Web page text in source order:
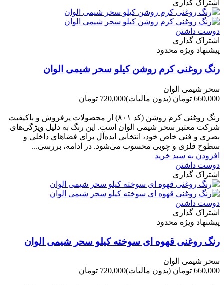
اشتراک گذاری
دوست داشتن
اشتراک گذاری
پیشنهاد ویژه محدود
رنگ روغنی کرم روشن کیلو سحر شیمی الوان
سحر شیمی الوان
660,000 تومان
(بدون مالیات)720,000 تومان
رنگ روغنی کرم روشن (کد ۸۰۱) از محصولات پرفروش و باکیفیت
شرکت‌ معتبر سحر شیمی الوان است. این رنگ به دلیل ویژگی‌های
بصری و فنی خاص خود، انتخابی ایده‌آل برای فضاهای داخلی و
سطوح فلزی و چوبی محسوب می‌شود. در ادامه، بررسی...
افزودن به سبد خرید
دوست داشتن
اشتراک گذاری
دوست داشتن
اشتراک گذاری
پیشنهاد ویژه محدود
رنگ روغنی قهوه ای سوخته کیلو سحر شیمی الوان
سحر شیمی الوان
660,000 تومان
(بدون مالیات)720,000 تومان